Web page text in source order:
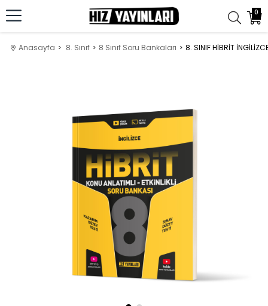
0
Anasayfa 8. Sınıf 8 Sınıf Soru Bankaları 8. SINIF HİBRİT